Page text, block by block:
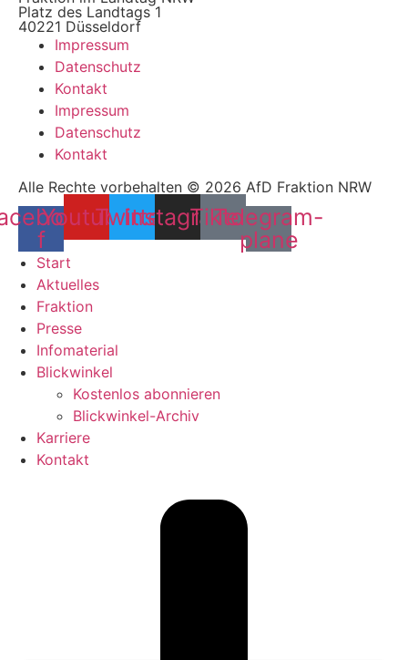
Platz des Landtags 1
40221 Düsseldorf
Impressum
Datenschutz
Kontakt
Impressum
Datenschutz
Kontakt
Alle Rechte vorbehalten © 2026 AfD Fraktion NRW
f
YoutubeTwitter
Instagram
Tiktok
Telegram-
plane
Start
Aktuelles
Fraktion
Presse
Infomaterial
Blickwinkel
Kostenlos abonnieren
Blickwinkel-Archiv
Karriere
Kontakt